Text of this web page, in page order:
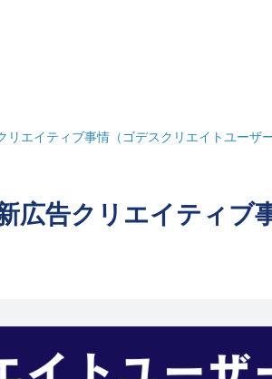
エイティブ事情（ゴデスクリエイトユーザー
告クリエイティブ